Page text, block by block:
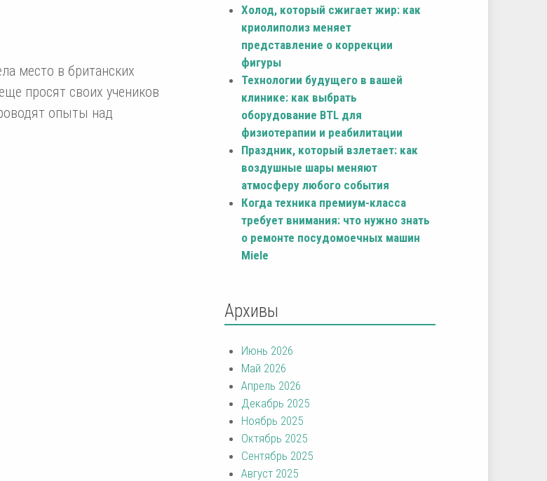
место в британских
просят своих учеников
опыты над
Холод, который сжигает жир: как
криолиполиз меняет
представление о коррекции
фигуры
Технологии будущего в вашей
клинике: как выбрать
оборудование BTL для
физиотерапии и реабилитации
Праздник, который взлетает: как
воздушные шары меняют
атмосферу любого события
Когда техника премиум-класса
требует внимания: что нужно знать
о ремонте посудомоечных машин
Miele
Архивы
Июнь 2026
Май 2026
Апрель 2026
Декабрь 2025
Ноябрь 2025
Октябрь 2025
Сентябрь 2025
Август 2025